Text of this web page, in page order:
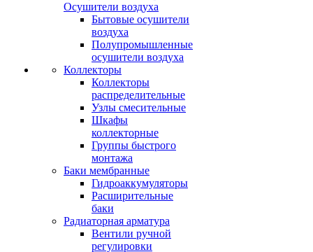
Осушители воздуха
Бытовые осушители
воздуха
Полупромышленные
осушители воздуха
Коллекторы
Коллекторы
распределительные
Узлы смесительные
Шкафы
коллекторные
Группы быстрого
монтажа
Баки мембранные
Гидроаккумуляторы
Расширительные
баки
Радиаторная арматура
Вентили ручной
регулировки